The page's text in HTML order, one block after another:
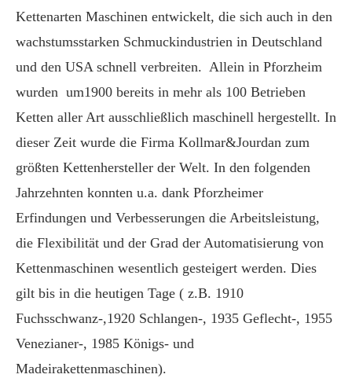
Kettenarten Maschinen entwickelt, die sich auch in den
wachstumsstarken Schmuckindustrien in Deutschland
und den USA schnell verbreiten. Allein in Pforzheim
wurden um1900 bereits in mehr als 100 Betrieben
Ketten aller Art ausschließlich maschinell hergestellt. In
dieser Zeit wurde die Firma Kollmar&Jourdan zum
größten Kettenhersteller der Welt. In den folgenden
Jahrzehnten konnten u.a. dank Pforzheimer
Erfindungen und Verbesserungen die Arbeitsleistung,
die Flexibilität und der Grad der Automatisierung von
Kettenmaschinen wesentlich gesteigert werden. Dies
gilt bis in die heutigen Tage ( z.B. 1910
Fuchsschwanz-,1920 Schlangen-, 1935 Geflecht-, 1955
Venezianer-, 1985 Königs- und
Madeirakettenmaschinen).